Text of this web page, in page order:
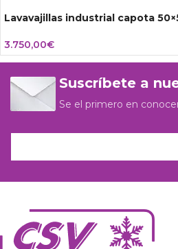
Lavavajillas industrial capota
3.750,00€
Suscríbete a
Se el primero en